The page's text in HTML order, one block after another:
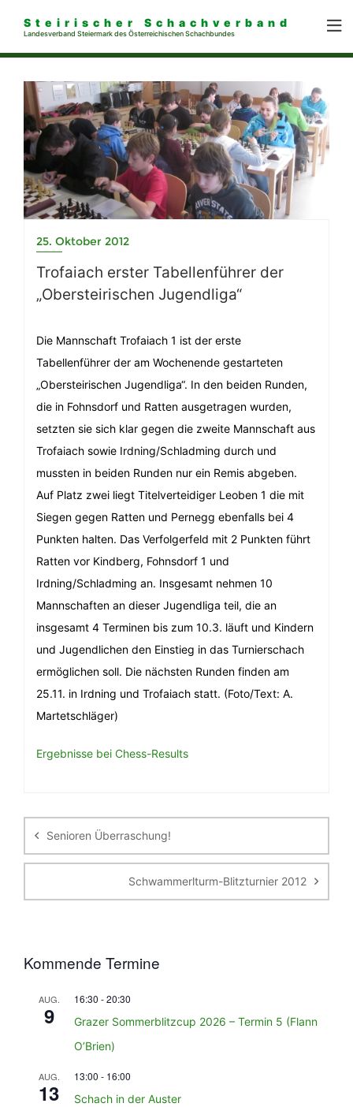
Steirischer Schachverband
Landesverband Steiermark des Österreichischen Schachbundes
25. Oktober 2012
Trofaiach erster Tabellenführer der
„Obersteirischen Jugendliga“
Die Mannschaft Trofaiach 1 ist der erste
Tabellenführer der am Wochenende gestarteten
„Obersteirischen Jugendliga“. In den beiden Runden,
die in Fohnsdorf und Ratten ausgetragen wurden,
setzten sie sich klar gegen die zweite Mannschaft aus
Trofaiach sowie Irdning/Schladming durch und
mussten in beiden Runden nur ein Remis abgeben.
Auf Platz zwei liegt Titelverteidiger Leoben 1 die mit
Siegen gegen Ratten und Pernegg ebenfalls bei 4
Punkten halten. Das Verfolgerfeld mit 2 Punkten führt
Ratten vor Kindberg, Fohnsdorf 1 und
Irdning/Schladming an. Insgesamt nehmen 10
Mannschaften an dieser Jugendliga teil, die an
insgesamt 4 Terminen bis zum 10.3. läuft und Kindern
und Jugendlichen den Einstieg in das Turnierschach
ermöglichen soll. Die nächsten Runden finden am
25.11. in Irdning und Trofaiach statt. (Foto/Text: A.
Martetschläger)
Ergebnisse bei Chess-Results
Senioren Überraschung!
Schwammerlturm-Blitzturnier 2012
Kommende Termine
AUG.
9
16:30 -20:30
Grazer Sommerblitzcup 2026 – Termin 5 (Flann
O’Brien)
AUG.
13
13:00 - 16:00
Schach in der Auster